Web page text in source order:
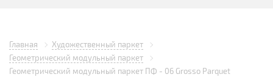
Главная
Художественный паркет
Геометрический модульный паркет
Геометрический модульный паркет ПФ - 06 Grosso Parquet